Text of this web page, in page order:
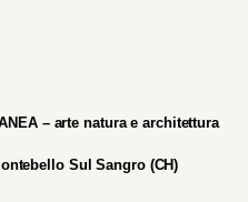
– arte natura e architettura
Sul Sangro (CH)